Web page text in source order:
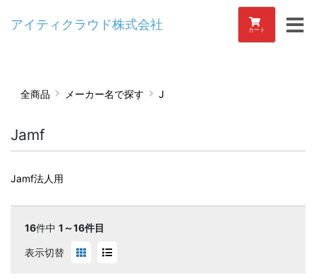
アイティクラウド株式会社 カート
全商品 メーカー名で探す J
Jamf
Jamf法人用
16件中 1～16件目
表示切替